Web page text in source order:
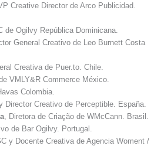
Creative Director de Arco Publicidad.
de Ogilvy República Dominicana.
General Creativo de Leo Burnett Costa
Creativa de Puer.to. Chile.
de VMLY&R Commerce México.
Colombia.
y Director Creativo de Perceptible. España.
, Diretora de Criação de WMcCann. Brasil.
de Bar Ogilvy. Portugal.
y Docente Creativa de Agencia Woment /